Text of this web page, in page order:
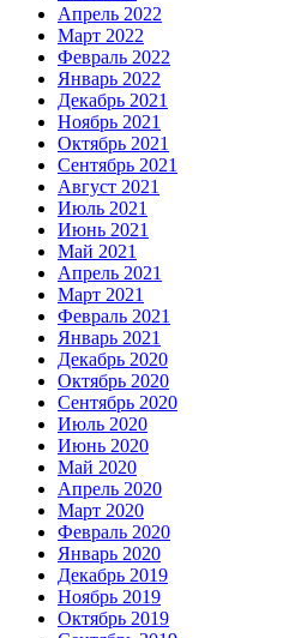
Апрель 2022
Март 2022
Февраль 2022
Январь 2022
Декабрь 2021
Ноябрь 2021
Октябрь 2021
Сентябрь 2021
Август 2021
Июль 2021
Июнь 2021
Май 2021
Апрель 2021
Март 2021
Февраль 2021
Январь 2021
Декабрь 2020
Октябрь 2020
Сентябрь 2020
Июль 2020
Июнь 2020
Май 2020
Апрель 2020
Март 2020
Февраль 2020
Январь 2020
Декабрь 2019
Ноябрь 2019
Октябрь 2019